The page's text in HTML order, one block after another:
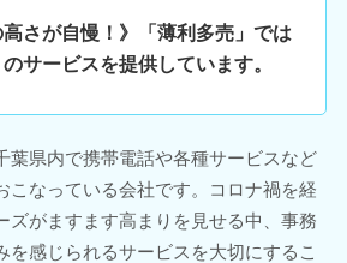
高さが自慢！》「薄利多売」では
サービスを提供しています。
葉県内で携帯電話や各種サービスなど
こなっている会社です。コロナ禍を経
ズがますます高まりを見せる中、事務
を感じられるサービスを大切にするこ